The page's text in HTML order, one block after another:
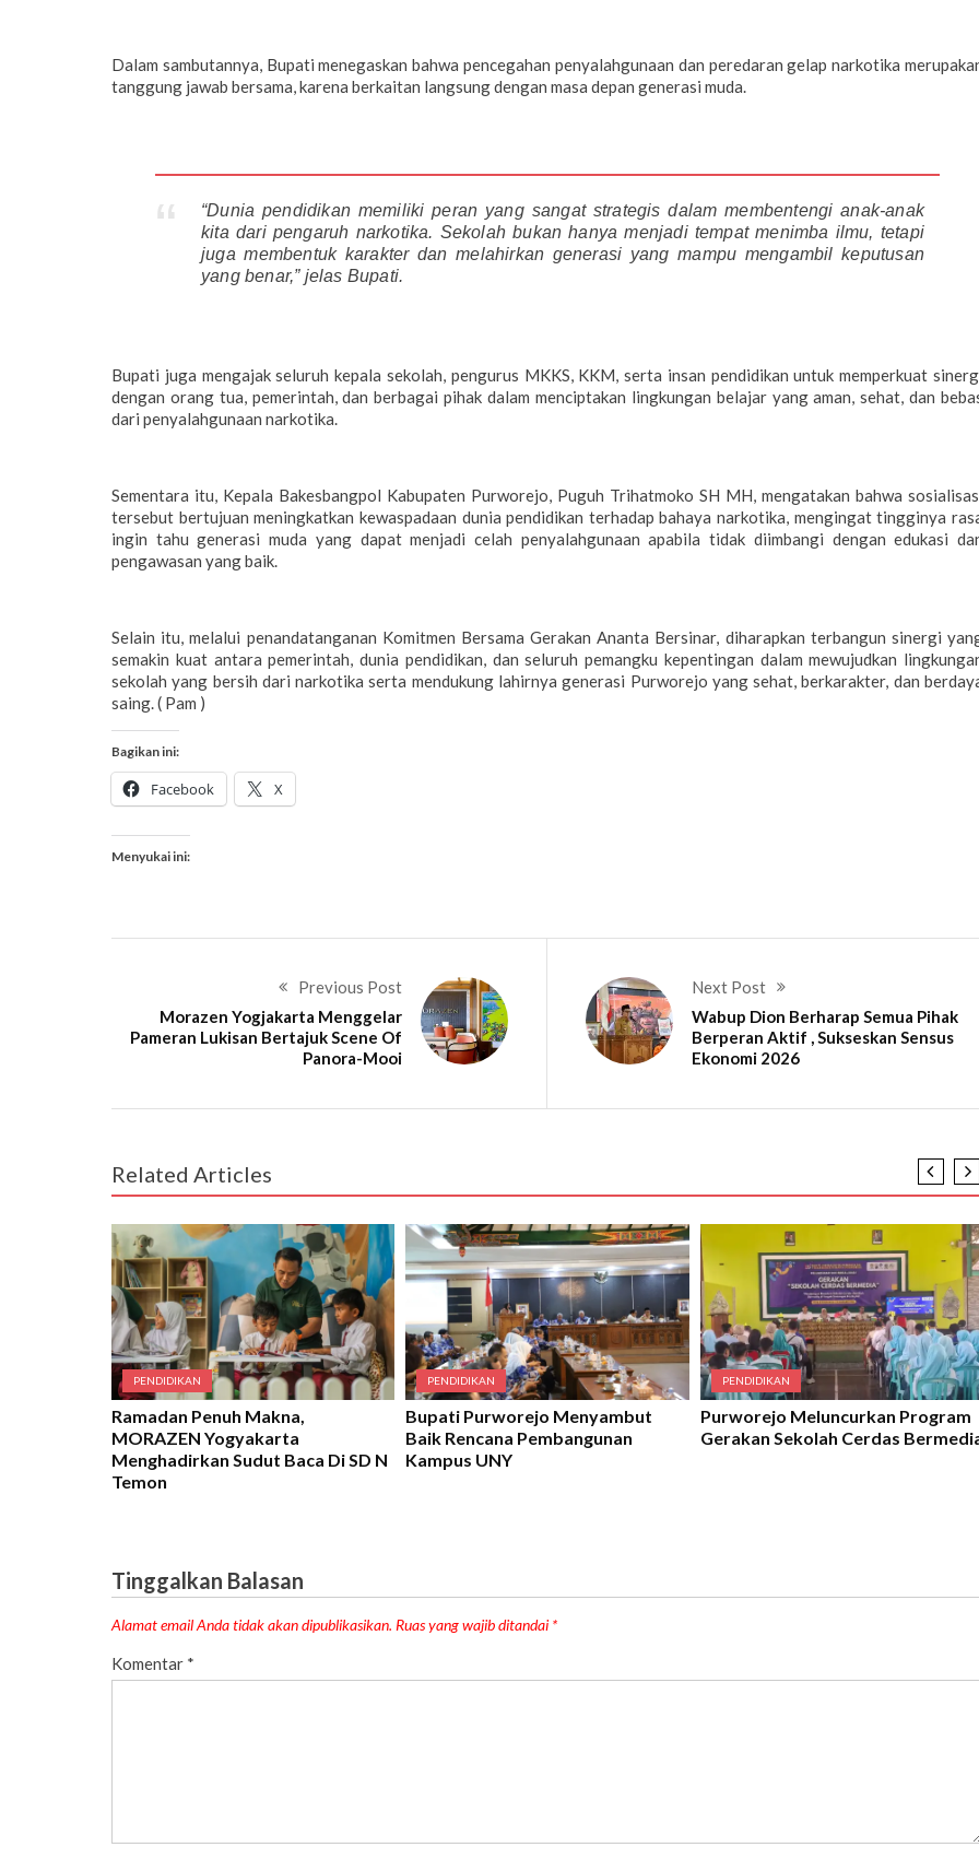
Dalam sambutannya, Bupati menegaskan bahwa pencegahan penyalahgunaan dan peredaran gelap narkotika
tanggung jawab bersama, karena berkaitan langsung dengan masa depan generasi muda.
“Dunia pendidikan memiliki peran yang sangat strategis dalam membentengi anak-anak
kita dari pengaruh narkotika. Sekolah bukan hanya menjadi tempat menimba ilmu, tetapi
juga membentuk karakter dan melahirkan generasi yang mampu mengambil keputusan
yang benar,” jelas Bupati.
Bupati juga mengajak seluruh kepala sekolah, pengurus MKKS, KKM, serta insan pendidikan untuk memperkuat
dengan orang tua, pemerintah, dan berbagai pihak dalam menciptakan lingkungan belajar yang aman, sehat, dan
dari penyalahgunaan narkotika.
Sementara itu, Kepala Bakesbangpol Kabupaten Purworejo, Puguh Trihatmoko SH MH, mengatakan bahwa
tersebut bertujuan meningkatkan kewaspadaan dunia pendidikan terhadap bahaya narkotika, mengingat tingginya
ingin tahu generasi muda yang dapat menjadi celah penyalahgunaan apabila tidak diimbangi dengan edukasi
pengawasan yang baik.
Selain itu, melalui penandatanganan Komitmen Bersama Gerakan Ananta Bersinar, diharapkan terbangun sinergi
semakin kuat antara pemerintah, dunia pendidikan, dan seluruh pemangku kepentingan dalam mewujudkan
sekolah yang bersih dari narkotika serta mendukung lahirnya generasi Purworejo yang sehat, berkarakter, dan
saing. ( Pam )
Bagikan ini:
Facebook X
Menyukai ini:
Previous Post
Morazen Yogjakarta Menggelar
Pameran Lukisan Bertajuk Scene Of
Panora-Mooi
Next Post
Wabup Dion Berharap Semua Pihak
Berperan Aktif , Sukseskan Sensus
Ekonomi 2026
Related Articles
PENDIDIKAN
Ramadan Penuh Makna,
MORAZEN Yogyakarta
Menghadirkan Sudut Baca Di SD N
Temon
PENDIDIKAN
Bupati Purworejo Menyambut
Baik Rencana Pembangunan
Kampus UNY
PENDIDIKAN
Purworejo Meluncurkan Program
Gerakan Sekolah Cerdas
Tinggalkan Balasan
Alamat email Anda tidak akan dipublikasikan. Ruas yang wajib ditandai *
Komentar *